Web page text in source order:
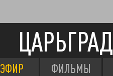
ЦАРЬГРАД
ЭФИР ФИЛЬМЫ